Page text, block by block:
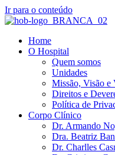
Ir para o conteúdo
Home
O Hospital
Quem somos
Unidades
Missão, Visão e
Direitos e
Política de
Corpo Clínico
Dr. Armando
Dra. Beatriz
Dr. Charlles